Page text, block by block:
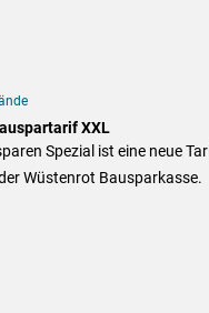
XXL
Spezial ist eine neue
Wüstenrot Bausparkasse.